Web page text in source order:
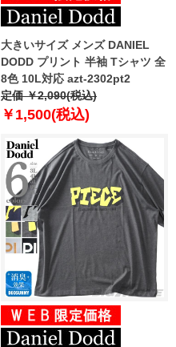
大きいサイズ メンズ DANIEL
DODD プリント 半袖 Tシャツ 全
8色 10L対応 azt-2302pt2
定価 ￥2,090(税込)
￥1,500(税込)